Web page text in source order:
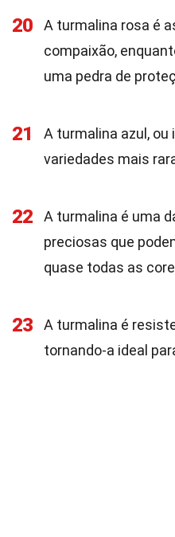
20
A turmalina rosa é
compaixão,
uma pedra de
21
A turmalina azul, ou
variedades mais
22
A turmalina é uma
preciosas que
quase todas as
23
A turmalina é
tornando-a ideal